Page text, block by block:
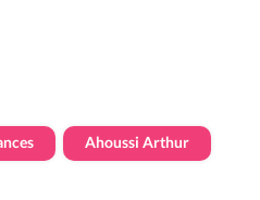
Ahoussi Arthur